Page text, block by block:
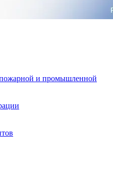
пожарной и промышленной